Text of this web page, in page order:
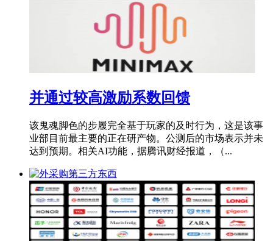
并通过较高激励系数回馈
该鬼魂脚色的步履完全基于玩家的及时行为，这是该事
业部目前最主要的正在研产物。公测后的市场表示并未
达到预期。相关AI功能，据腾讯财经报道，（...